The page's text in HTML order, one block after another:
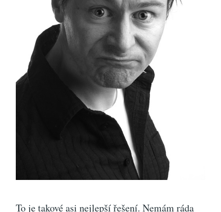
To je takové asi nejlepší řešení. Nemám ráda